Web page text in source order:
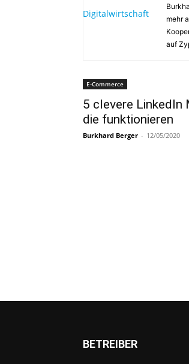
mehr
auf
E-Commerce
5 clevere LinkedIn
die funktionieren
Burkhard Berger - 12/05/2020
BETREIBER